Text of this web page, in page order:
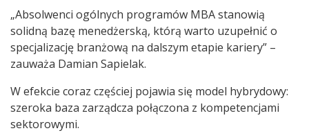
„Absolwenci ogólnych programów MBA stanowią
solidną bazę menedżerską, którą warto uzupełnić o
specjalizację branżową na dalszym etapie kariery” –
zauważa Damian Sapielak.
W efekcie coraz częściej pojawia się model hybrydowy:
szeroka baza zarządcza połączona z kompetencjami
sektorowymi.